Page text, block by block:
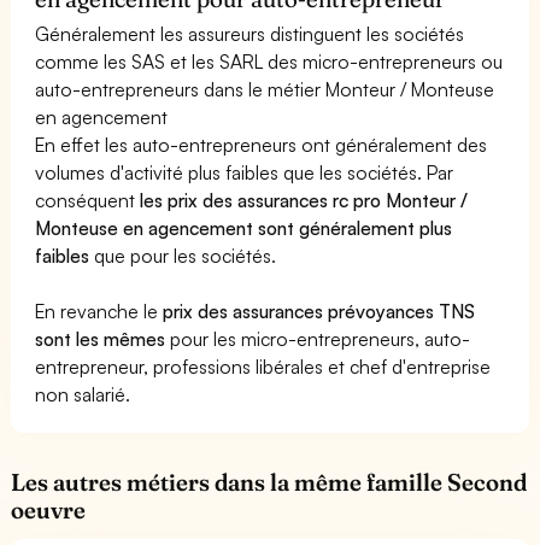
Généralement les assureurs distinguent les sociétés
comme les SAS et les SARL des micro-entrepreneurs ou
auto-entrepreneurs dans le métier Monteur / Monteuse
en agencement
En effet les auto-entrepreneurs ont généralement des
volumes d'activité plus faibles que les sociétés. Par
conséquentles prix des assurances rc pro Monteur /
Monteuse en agencement sont généralement plus
faibles que pour les sociétés.
En revanche leprix des assurances prévoyances TNS
sont les mêmes pour les micro-entrepreneurs, auto-
entrepreneur, professions libérales et chef d'entreprise
non salarié.
Les autres métiers dans la même famille Second
oeuvre